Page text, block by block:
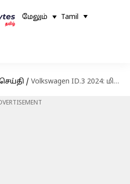
மேலும் Tamil
/ Volkswagen ID.3 2024: மின்சார காரை அறிமுகம் செய்கிறது! அம்சங்கள் என்ன?